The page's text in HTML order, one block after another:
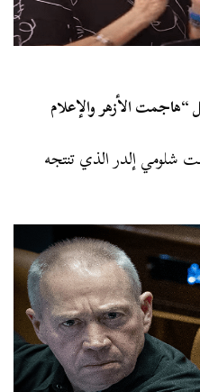
“هاجمت الأزهر والإعلام
شلومي إلدر الذي تنتجه